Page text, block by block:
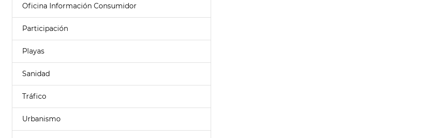
Oficina Información Consumidor
Participación
Playas
Sanidad
Tráfico
Urbanismo